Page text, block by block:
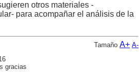
otros materiales -
para acompañar el análisis de la
Tamaño A+ A-
gracias